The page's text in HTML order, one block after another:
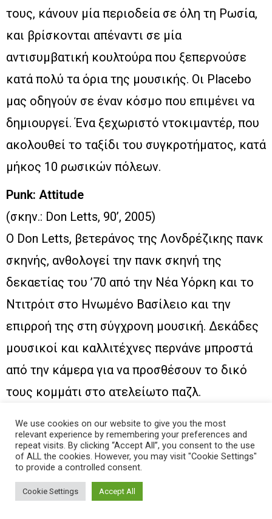
τους, κάνουν μία περιοδεία σε όλη τη Ρωσία,
και βρίσκονται απέναντι σε μία
αντισυμβατική κουλτούρα που ξεπερνούσε
κατά πολύ τα όρια της μουσικής. Οι Placebo
μας οδηγούν σε έναν κόσμο που επιμένει να
δημιουργεί. Ένα ξεχωριστό ντοκιμαντέρ, που
ακολουθεί το ταξίδι του συγκροτήματος, κατά
μήκος 10 ρωσικών πόλεων.
Punk: Attitude
(σκην.: Don Letts, 90’, 2005)
Ο Don Letts, βετεράνος της Λονδρέζικης πανκ
σκηνής, ανθολογεί την πανκ σκηνή της
δεκαετίας του ’70 από την Νέα Υόρκη και το
Ντιτρόιτ στο Ηνωμένο Βασίλειο και την
επιρροή της στη σύγχρονη μουσική. Δεκάδες
μουσικοί και καλλιτέχνες περνάνε μπροστά
από την κάμερα για να προσθέσουν το δικό
τους κομμάτι στο ατελείωτο παζλ.
Raving Iran
(σκην.: Susanne Regina Meures, 85′, 2016)
Ο παραλογισμός της προσπάθειας να κάνεις
house μουσική στο ισλαμικό Ιραν. Ο Amoosh
We use cookies on our website to give you the most
relevant experience by remembering your preferences and
repeat visits. By clicking “Accept All”, you consent to the use
of ALL the cookies. However, you may visit "Cookie Settings"
to provide a controlled consent.
Cookie Settings Accept All